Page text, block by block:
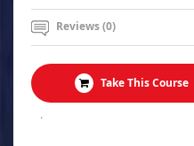
Reviews (0)
Take This Course
.